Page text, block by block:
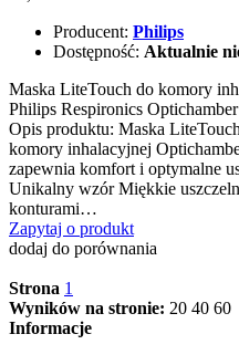
Producent: Philips
Dostępność: Aktualnie
Maska LiteTouch do komory
Philips Respironics
Opis produktu: Maska
komory inhalacyjnej
zapewnia komfort i optymalne
Unikalny wzór Miękkie
konturami…
Zapytaj o produkt
dodaj do porównania
Strona 1
Wyników na stronie: 20 40 60
Informacje